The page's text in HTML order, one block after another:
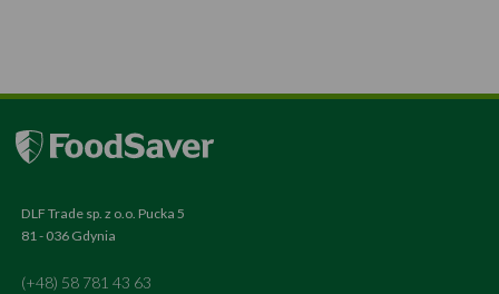
DLF Trade sp. z o.o. Pucka 5
81 - 036 Gdynia
(+48) 58 781 43 63